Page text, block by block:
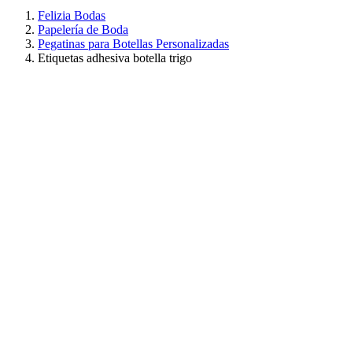
Felizia Bodas
Papelería de Boda
Pegatinas para Botellas Personalizadas
Etiquetas adhesiva botella trigo